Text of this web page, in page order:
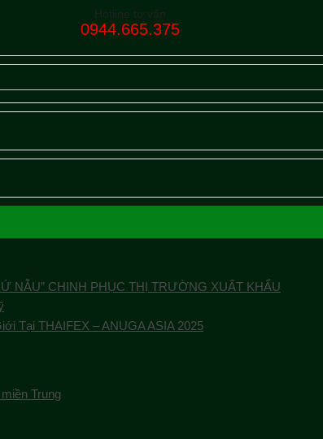
Hotline tư vấn
0944.665.375
NẪU” CHINH PHỤC THỊ TRƯỜNG XUẤT KHẨU
Tại THAIFEX – ANUGA ASIA 2025
Trung